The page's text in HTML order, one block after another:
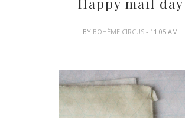
Happy mail day
BY BOHÈME CIRCUS- 11:05 AM